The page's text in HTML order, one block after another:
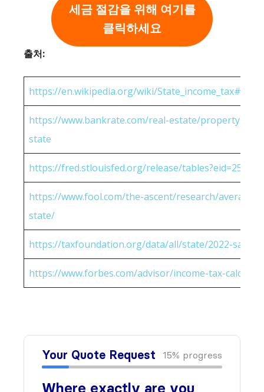
세금 절감을 위해 여기를
클릭하세요
출처:
https://en.wikipedia.org/wiki/
https://www.bankrate.com/real-estate/property-
state
https://fred.stlouisfed.org/release/
https://www.fool.com/the-ascent/research/average-
state/
https://taxfoundation.org/data/all/state/2022-sales-
https://www.forbes.com/advisor/income-tax-